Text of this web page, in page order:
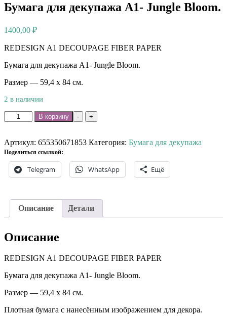
Бумага для декупажа А1- Jungle Bloom.
1400,00 ₽
REDESIGN A1 DECOUPAGE FIBER PAPER
Бумага для декупажа А1- Jungle Bloom.
Размер — 59,4 х 84 см.
2 в наличии
-
Количество
товара
для
декупажа
А1-
Jungle
Bloom.
+
В корзину
Артикул: 655350671853 Категория: Бумага для декупажа
Поделиться ссылкой:
Telegram WhatsApp Ещё
Описание Детали
Описание
REDESIGN A1 DECOUPAGE FIBER PAPER
Бумага для декупажа А1- Jungle Bloom.
Размер — 59,4 х 84 см.
Плотная бумага с нанесённым изображением для декора.